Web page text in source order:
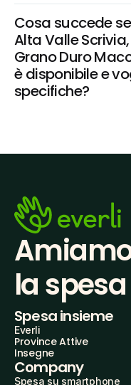
Cosa succede
Alta Valle
Grano Duro
è disponibile e
specifiche?
la spesa
Spesa insieme
Everli
Province Attive
Insegne
Company
Spesa su smartphone